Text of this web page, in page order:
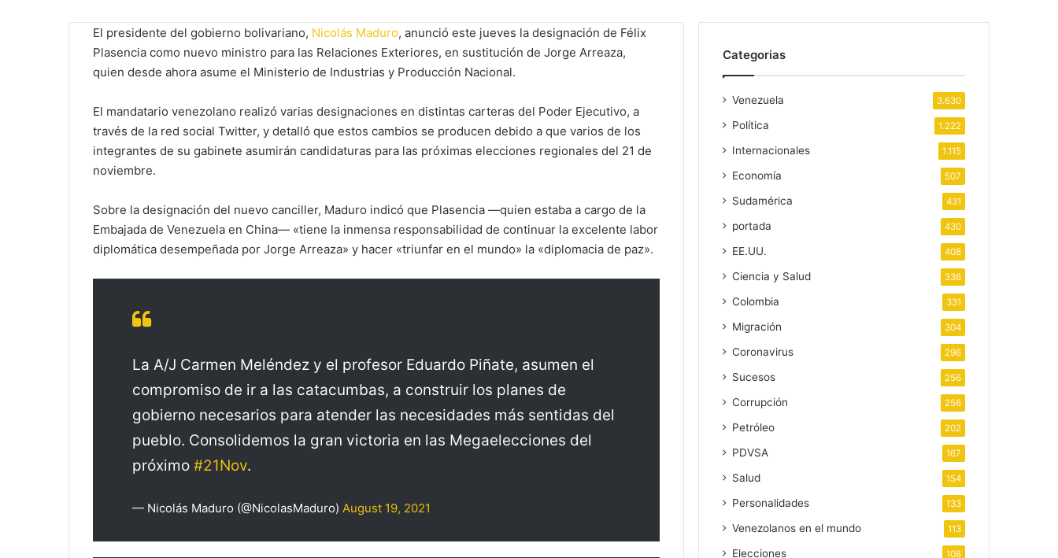
El presidente del gobierno bolivariano, Nicolás Maduro, anunció este jueves la designación de Félix
Plasencia como nuevo ministro para las Relaciones Exteriores, en sustitución de Jorge Arreaza,
quien desde ahora asume el Ministerio de Industrias y Producción Nacional.
El mandatario venezolano realizó varias designaciones en distintas carteras del Poder Ejecutivo, a
través de la red social Twitter, y detalló que estos cambios se producen debido a que varios de los
integrantes de su gabinete asumirán candidaturas para las próximas elecciones regionales del 21 de
noviembre.
Sobre la designación del nuevo canciller, Maduro indicó que Plasencia —quien estaba a cargo de la
Embajada de Venezuela en China— «tiene la inmensa responsabilidad de continuar la excelente labor
diplomática desempeñada por Jorge Arreaza» y hacer «triunfar en el mundo» la «diplomacia de paz».
La A/J Carmen Meléndez y el profesor Eduardo Piñate, asumen el
compromiso de ir a las catacumbas, a construir los planes de
gobierno necesarios para atender las necesidades más sentidas del
pueblo. Consolidemos la gran victoria en las Megaelecciones del
próximo #21Nov.
— Nicolás Maduro (@NicolasMaduro) August 19, 2021
Categorias
Venezuela 3.630
Política 1.222
Internacionales 1.115
Economía 507
Sudamérica 431
portada 430
EE.UU. 408
Ciencia y Salud 336
Colombia 331
Migración 304
Coronavirus 296
Sucesos 256
Corrupción 256
Petróleo 202
PDVSA 167
Salud 154
Personalidades 133
Venezolanos en el mundo 113
Elecciones 108